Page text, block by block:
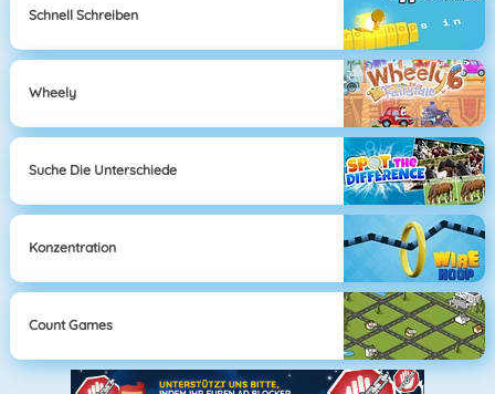
Schnell Schreiben
Wheely
Suche Die Unterschiede
Konzentration
Count Games